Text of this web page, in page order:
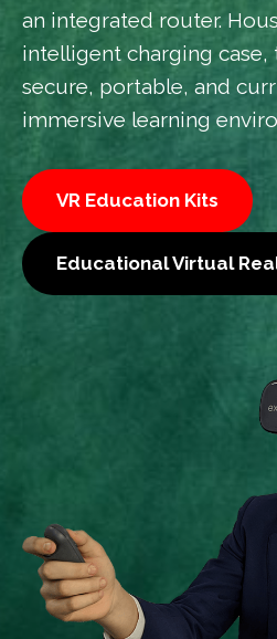
an integrated router.
intelligent charging case,
secure, portable, and
immersive learning
VR Education Kits
Educational Virtual